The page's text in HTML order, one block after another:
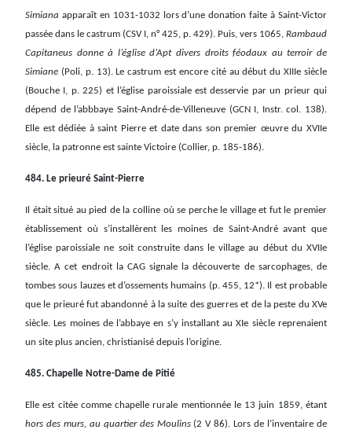
Simiana apparaît en 1031-1032 lors d’une donation faite à Saint-Victor
passée dans le castrum (CSV I, n° 425, p. 429). Puis, vers 1065, Rambaud
Capitaneus donne à l’église d’Apt divers droits féodaux au terroir de
Simiane (Poli, p. 13). Le castrum est encore cité au début du XIIIe siècle
(Bouche I, p. 225) et l’église paroissiale est desservie par un prieur qui
dépend de l’abbbaye Saint-André-de-Villeneuve (GCN I, Instr. col. 138).
Elle est dédiée à saint Pierre et date dans son premier œuvre du XVIIe
siècle, la patronne est sainte Victoire (Collier, p. 185-186).
484. Le prieuré Saint-Pierre
Il était situé au pied de la colline où se perche le village et fut le premier
établissement où s’installèrent les moines de Saint-André avant que
l’église paroissiale ne soit construite dans le village au début du XVIIe
siècle. A cet endroit la CAG signale la découverte de sarcophages, de
tombes sous lauzes et d’ossements humains (p. 455, 12*). Il est probable
que le prieuré fut abandonné à la suite des guerres et de la peste du XVe
siècle. Les moines de l’abbaye en s’y installant au XIe siècle reprenaient
un site plus ancien, christianisé depuis l’origine.
485. Chapelle Notre-Dame de Pitié
Elle est citée comme chapelle rurale mentionnée le 13 juin 1859, étant
hors des murs, au quartier des Moulins(2 V 86). Lors de l’inventaire de